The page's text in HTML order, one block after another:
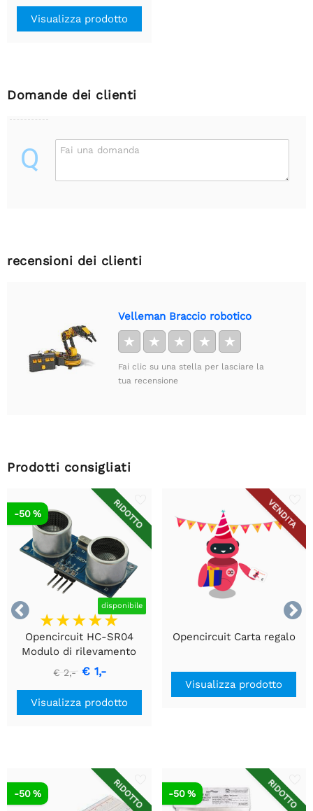
Visualizza prodotto
Domande dei clienti
Q Fai una domanda
recensioni dei clienti
Velleman Braccio robotico
★ ★ ★ ★ ★
Fai clic su una stella per lasciare la
tua recensione
Prodotti consigliati


RIDOTTO
disponibile
-50 %
Opencircuit HC-SR04
Modulo di rilevamento
della distanza ad
ultrasuoni
€ 2,- € 1,-
Visualizza prodotto
VENDITA
Opencircuit Carta regalo
Visualizza prodotto
RIDOTTO
-50 % RIDOTTO
-50 %